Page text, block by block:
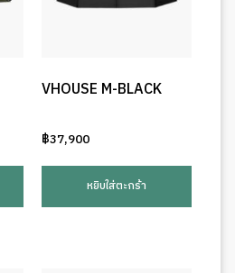
VHOUSE M-BLACK
฿37,900
หยิบใส่ตะกร้า